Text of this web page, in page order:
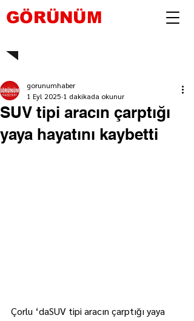
GÖRÜNÜM
SUV tipi aracın çarptığı
yaya hayatını kaybetti
gorunumhaber
1 Eyl 2025 1 dakikada okunur
Çorlu ‘daSUV tipi aracın çarptığı yaya